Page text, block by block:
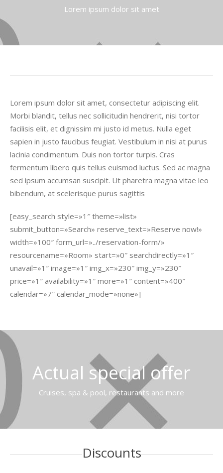
Lorem ipsum dolor sit amet
Lorem ipsum dolor sit amet, consectetur adipiscing elit.
Morbi blandit, tellus nec sollicitudin hendrerit, nisi tortor
facilisis elit, et dignissim mi justo id metus. Nulla eget
sapien in justo faucibus feugiat. Vestibulum in nisi at purus
lacinia condimentum. Duis non tortor turpis. Cras
fermentum libero quis tellus euismod luctus. Sed ac magna
sed ipsum accumsan suscipit. Ut pharetra magna vitae leo
bibendum, at scelerisque purus sagittis
[easy_search style=»1″ theme=»list»
submit_button=»Search» reserve_text=»Reserve now!»
width=»100″ form_url=»../reservation-form/»
resourcename=»Room» start=»0″ searchdirectly=»1″
unavail=»1″ image=»1″ img_x=»230″ img_y=»230″
price=»1″ availability=»1″ more=»1″ content=»400″
calendar=»7″ calendar_mode=»none»]
Actual special offer
Cruises, spa & pool, restaurants and more
Discounts